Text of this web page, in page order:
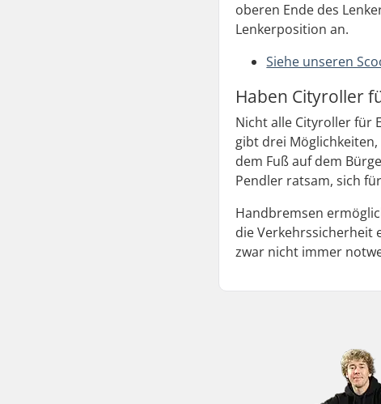
oberen Ende des
Lenkerposition an.
Siehe unseren
Haben Cityroller
Nicht alle Cityroller für
gibt drei
dem Fuß auf dem
Pendler ratsam, sich
Handbremsen
die Verkehrssicherheit
zwar nicht immer